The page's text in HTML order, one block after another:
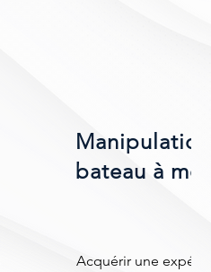
bateau à
Acquérir une